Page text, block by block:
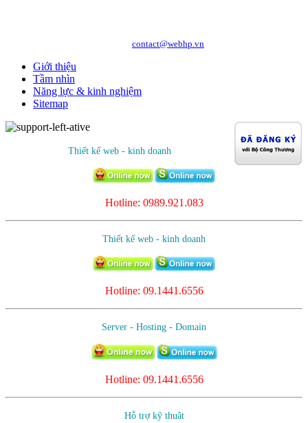
contact@webhp.vn
Giới thiệu
Tầm nhìn
Năng lực & kinh nghiệm
Sitemap
Thiết kế web - kinh doanh
Hotline: 0989.921.083
Thiết kế web - kinh doanh
Hotline: 09.1441.6556
Server - Hosting - Domain
Hotline: 09.1441.6556
Hỗ trợ kỹ thuât